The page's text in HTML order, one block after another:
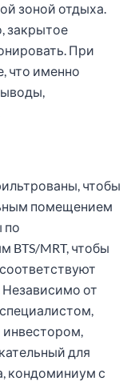
зоной отдыха.
закрытое
При
что именно
чтобы
помещением
по
BTS/MRT, чтобы
от
для
кондоминиум с